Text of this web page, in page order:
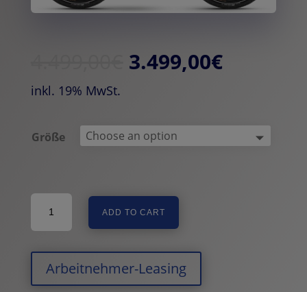
3.499,00€
inkl. 19% MwSt.
Größe
Adventr
8
-
diamant
-
ADD TO CART
Arbeitnehmer-Leasing